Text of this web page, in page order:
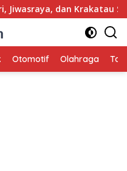
dan Krakatau Steel
Otomotif Olahraga